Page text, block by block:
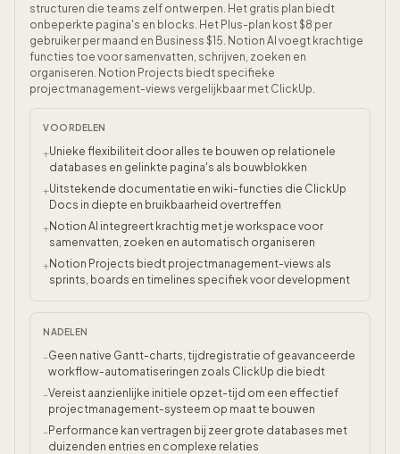
structuren die teams zelf ontwerpen. Het gratis plan biedt
onbeperkte pagina's en blocks. Het Plus-plan kost $8 per
gebruiker per maand en Business $15. Notion AI voegt krachtige
functies toe voor samenvatten, schrijven, zoeken en
organiseren. Notion Projects biedt specifieke
projectmanagement-views vergelijkbaar met ClickUp.
VOORDELEN
+Unieke flexibiliteit door alles te bouwen op relationele
databases en gelinkte pagina's als bouwblokken
+Uitstekende documentatie en wiki-functies die ClickUp
Docs in diepte en bruikbaarheid overtreffen
+Notion AI integreert krachtig met je workspace voor
samenvatten, zoeken en automatisch organiseren
+Notion Projects biedt projectmanagement-views als
sprints, boards en timelines specifiek voor development
NADELEN
-Geen native Gantt-charts, tijdregistratie of geavanceerde
workflow-automatiseringen zoals ClickUp die biedt
-Vereist aanzienlijke initiele opzet-tijd om een effectief
projectmanagement-systeem op maat te bouwen
- Performance kan vertragen bij zeer grote databases met
duizenden entries en complexe relaties